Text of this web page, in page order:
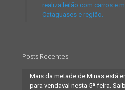
realiza leilão com carros e
Cataguases e região.
Posts Recentes
Mais da metade de Minas está
para vendaval nesta 5ª feira.